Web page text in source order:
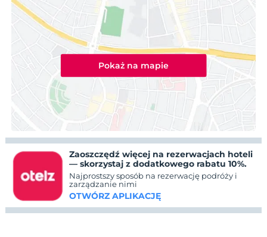
Pokaż na mapie
Zaoszczędź więcej na rezerwacjach hoteli
— skorzystaj z dodatkowego rabatu 10%.
Najprostszy sposób na rezerwację podróży i
zarządzanie nimi
OTWÓRZ APLIKACJĘ